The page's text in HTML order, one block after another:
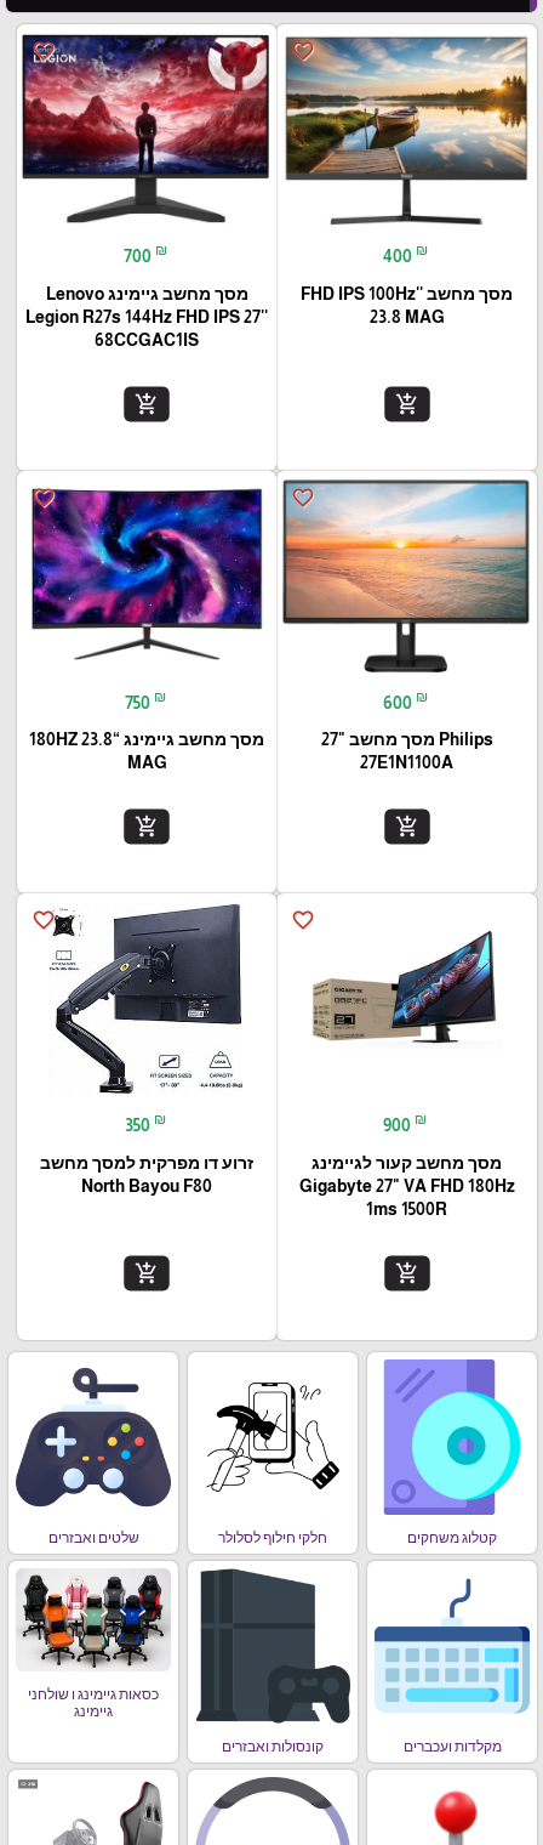
favorite_border
400 ₪
מסך מחשב ''FHD IPS 100Hz
23.8 MAG
add_shopping_cart
favorite_border
700 ₪
מסך מחשב גיימינג Lenovo
Legion R27s 144Hz FHD IPS 27''
68CCGAC1IS
add_shopping_cart
favorite_border
600 ₪
Philips מסך מחשב "27
27E1N1100A
add_shopping_cart
favorite_border
750 ₪
מסך מחשב גיימינג “23.8 180HZ
MAG
add_shopping_cart
favorite_border
900 ₪
מסך מחשב קעור לגיימינג
Gigabyte 27" VA FHD 180Hz
1ms 1500R
add_shopping_cart
favorite_border
350 ₪
זרוע דו מפרקית למסך מחשב
North Bayou F80
add_shopping_cart
קטלוג משחקים חלקי חילוף לסלולר שלטים ואבזרים
מקלדות ועכברים קונסולות ואבזרים
כסאות גיימינג ו שולחני
גיימינג